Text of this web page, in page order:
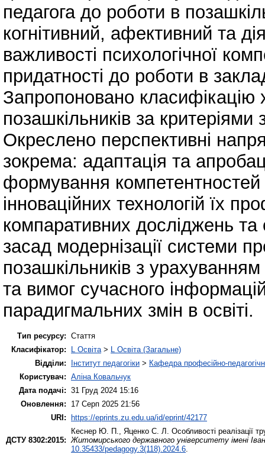
педагога до роботи в
когнітивний, афективний та
важливості психологічної
придатності до роботи в
Запропоновано класифікацію
позашкільників за
Окреслено перспективні
зокрема: адаптація та
формування компетентностей
інноваційних технологій їх
компаративних досліджень
засад модернізації системи
позашкільників з
та вимог сучасного
парадигмальних змін в освіті.
Тип ресурсу: Стаття
Класифікатор:
L Освіта> L Освіта (Загальне)
Відділи:
Інститут педагогіки > Кафедра професійно-
Користувач: Аліна Ковальчук
Дата подачі: 31 Груд 2024 15:16
Оновлення:
17 Серп 2025 21:56
URI:
https://eprints.zu.edu.ua/id/eprint/42177
ДСТУ 8302:2015:
Кеснер Ю. П., Яценко С. Л. Особливості реалізації
Житомирського державного університету імені
10.35433/pedagogy.3(118).2024.6.